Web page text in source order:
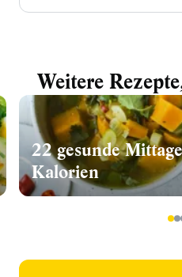
Weitere
22 gesunde
Kalorien
12